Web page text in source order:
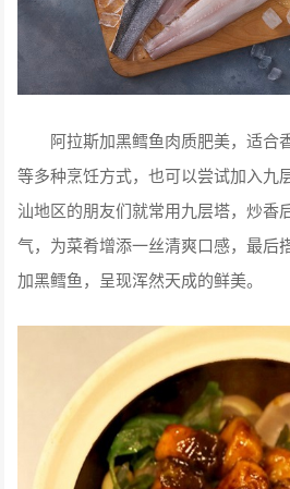
阿拉斯加黑鳕鱼肉质肥美，适合
等多种烹饪方式，也可以尝试加入九
汕地区的朋友们就常用九层塔，炒香
气，为菜肴增添一丝清爽口感，最后
加黑鳕鱼，呈现浑然天成的鲜美。